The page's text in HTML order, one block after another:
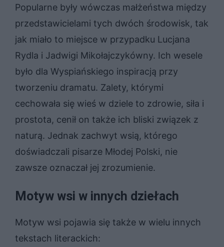
Popularne były wówczas małżeństwa między
przedstawicielami tych dwóch środowisk, tak
jak miało to miejsce w przypadku Lucjana
Rydla i Jadwigi Mikołajczykówny. Ich wesele
było dla Wyspiańskiego inspiracją przy
tworzeniu dramatu. Zalety, którymi
cechowała się wieś w dziele to zdrowie, siła i
prostota, cenił on także ich bliski związek z
naturą. Jednak zachwyt wsią, którego
doświadczali pisarze Młodej Polski, nie
zawsze oznaczał jej zrozumienie.
Motyw wsi w innych dziełach
Motyw wsi pojawia się także w wielu innych
tekstach literackich: